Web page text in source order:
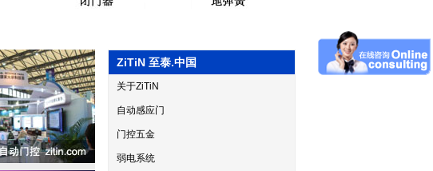
ZiTiN 至泰.中国
关于ZiTiN
自动感应门
门控五金
弱电系统